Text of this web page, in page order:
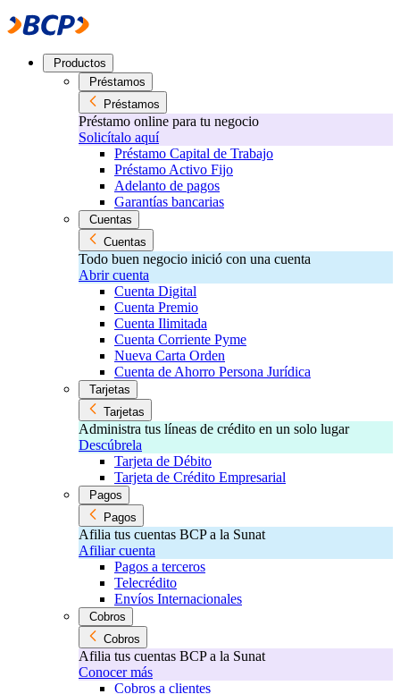
Productos
Préstamos
Préstamos
Préstamo online para tu negocio
Solicítalo aquí
Préstamo Capital de Trabajo
Préstamo Activo Fijo
Adelanto de pagos
Garantías bancarias
Cuentas
Cuentas
Todo buen negocio inició con una cuenta
Abrir cuenta
Cuenta Digital
Cuenta Premio
Cuenta Ilimitada
Cuenta Corriente Pyme
Nueva Carta Orden
Cuenta de Ahorro Persona Jurídica
Tarjetas
Tarjetas
Administra tus líneas de crédito en un solo lugar
Descúbrela
Tarjeta de Débito
Tarjeta de Crédito Empresarial
Pagos
Pagos
Afilia tus cuentas BCP a la Sunat
Afiliar cuenta
Pagos a terceros
Telecrédito
Envíos Internacionales
Cobros
Cobros
Afilia tus cuentas BCP a la Sunat
Conocer más
Cobros a clientes